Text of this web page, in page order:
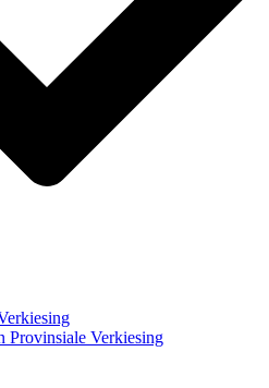
Provinsiale Verkiesing